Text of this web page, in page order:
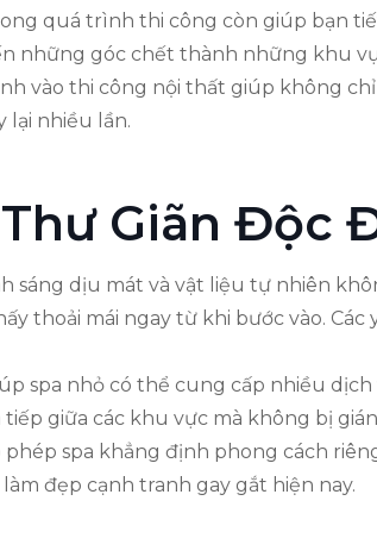
quá trình thi công còn giúp bạn
những góc chết thành những khu
vào thi công nội thất giúp không
lại nhiều lần.
Giãn Độc
sáng dịu mát và vật liệu tự nhiên
thoải mái ngay từ khi bước vào.
spa nhỏ có thể cung cấp nhiều
giữa các khu vực mà không bị
spa khẳng định phong cách
đẹp cạnh tranh gay gắt hiện nay.